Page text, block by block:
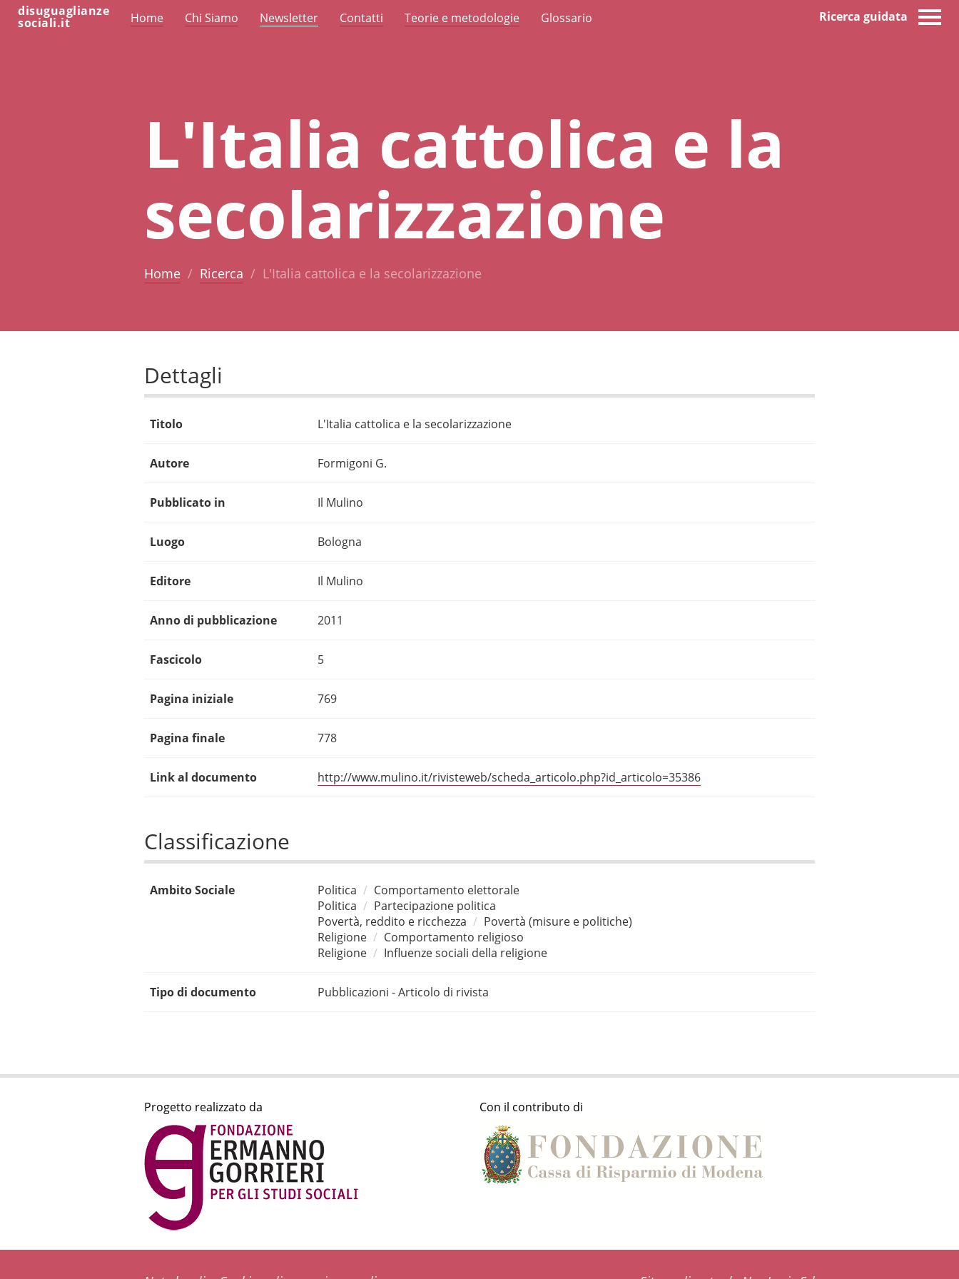
disuguaglianze
sociali.it Home Chi Siamo Newsletter Contatti Teorie e metodologie Glossario Ricerca guidata
L'Italia cattolica e la
secolarizzazione
Home Ricerca L'Italia cattolica e la secolarizzazione
Dettagli
Titolo L'Italia cattolica e la secolarizzazione
Autore Formigoni G.
Pubblicato in Il Mulino
Luogo Bologna
Editore Il Mulino
Anno di pubblicazione 2011
Fascicolo 5
Pagina iniziale 769
Pagina finale 778
Link al documento http://www.mulino.it/rivisteweb/scheda_articolo.php?id_articolo=35386
Classificazione
Ambito Sociale Politica
Comportamento elettorale
Politica
Partecipazione politica
Povertà, reddito e ricchezza
Povertà (misure e politiche)
Religione
Comportamento religioso
Religione
Influenze sociali della religione
Tipo di documento Pubblicazioni - Articolo di rivista
Progetto realizzato da Con il contributo di